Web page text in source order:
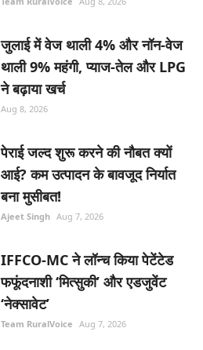
जुलाई में वेज थाली 4% और नॉन-वेज
थाली 9% महंगी, प्याज-तेल और LPG
ने बढ़ाया खर्च
Aug 8, 2026
पेराई जल्द शुरू करने की नौबत क्यों
आई? कम उत्पादन के बावजूद निर्यात
बना मुसीबत!
Ajeet Singh Aug 7, 2026
IFFCO-MC ने लॉन्च किया पेटेंटेड
फफूंदनाशी ‘मित्सुकी’ और एडजुवेंट
‘नेक्सावेट’
Team RuralVoice Aug 7, 2026